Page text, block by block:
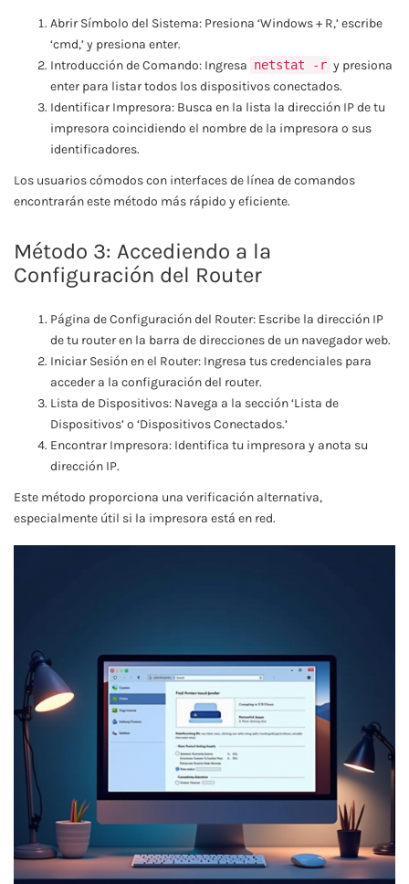
Abrir Símbolo del Sistema: Presiona ‘Windows + R,’ escribe
‘cmd,’ y presiona enter.
Introducción de Comando: Ingresa netstat -r y presiona
enter para listar todos los dispositivos conectados.
Identificar Impresora: Busca en la lista la dirección IP de tu
impresora coincidiendo el nombre de la impresora o sus
identificadores.
Los usuarios cómodos con interfaces de línea de comandos
encontrarán este método más rápido y eficiente.
Método 3: Accediendo a la
Configuración del Router
Página de Configuración del Router: Escribe la dirección IP
de tu router en la barra de direcciones de un navegador web.
Iniciar Sesión en el Router: Ingresa tus credenciales para
acceder a la configuración del router.
Lista de Dispositivos: Navega a la sección ‘Lista de
Dispositivos’ o ‘Dispositivos Conectados.’
Encontrar Impresora: Identifica tu impresora y anota su
dirección IP.
Este método proporciona una verificación alternativa,
especialmente útil si la impresora está en red.